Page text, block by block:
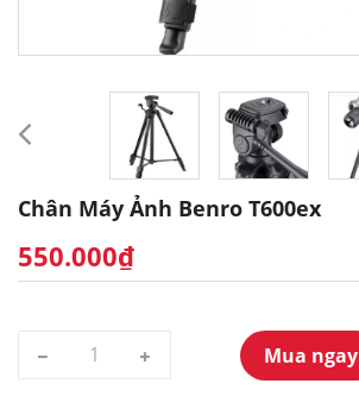
Chân Máy Ảnh Benro T600ex
550.000₫
Mua ngay